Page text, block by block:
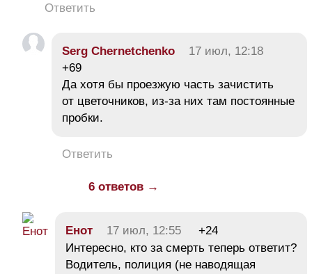
Ответить
Serg Chernetchenko
17 июл, 12:18
+69
Да хотя бы проезжую часть зачистить
от цветочников, из-за них там постоянные
пробки.
Ответить
6 ответов →
Енот 17 июл, 12:55
+24
Интересно, кто за смерть теперь ответит?
Водитель, полиция (не наводящая